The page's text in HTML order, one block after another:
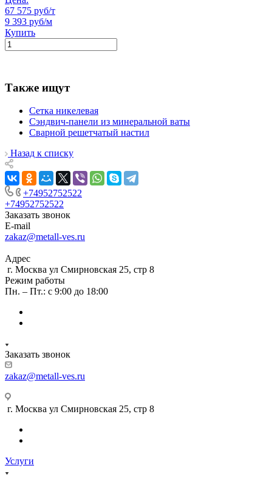
67 575 руб/т
9 393 руб/м
Купить
Также ищут
Сетка никелевая
Сэндвич-панели из минеральной ваты
Сварной решетчатый настил
Назад к списку
+74952752522
+74952752522
Заказать звонок
E-mail
zakaz@metall-ves.ru
Адрес
г. Москва ул Смирновская 25, стр 8
Режим работы
Пн. – Пт.: с 9:00 до 18:00
Заказать звонок
zakaz@metall-ves.ru
г. Москва ул Смирновская 25, стр 8
Услуги